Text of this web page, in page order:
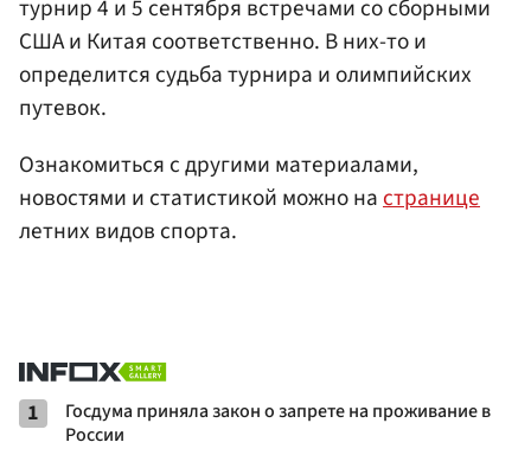
турнир 4 и 5 сентября встречами со сборными
США и Китая соответственно. В них-то и
определится судьба турнира и олимпийских
путевок.
Ознакомиться с другими материалами,
новостями и статистикой можно на странице
летних видов спорта.
1
Госдума приняла закон о запрете на проживание в
России